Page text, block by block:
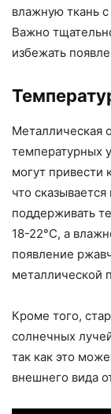
влажную ткань
Важно
избежать
Металлическая
температурных
могут привести
что
поддерживать
18-22°C, а
появление
металлической
Кроме того,
солнечных
так как это
внешнего вида